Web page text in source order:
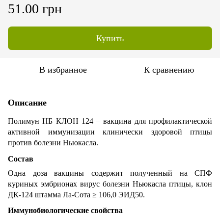
51.00 грн
Купить
В избранное К сравнению
Описание
Полимун НБ КЛОН 124 – вакцина для профилактической
активной иммунизации клинически здоровой птицы
против болезни Ньюкасла.
Состав
Одна доза вакцины содержит полученный на СПФ
куриных эмбрионах вирус болезни Ньюкасла птицы, клон
ДК-124 штамма Ла-Сота ≥ 106,0 ЭИД50.
Иммунобиологические свойства